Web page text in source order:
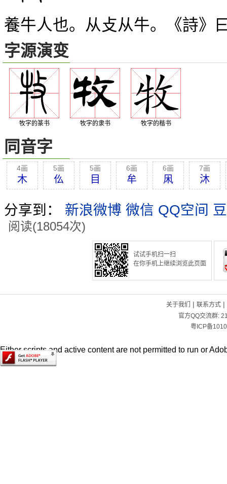
養牛人也。从攴从牛。《詩》
字源演变
牧字的篆书 牧字的隶书 牧字的楷书
同音字
4画
木
5画
仫
5画
目
6画
牟
6画
凩
7画
沐
分享到： 新浪微博 微信 QQ空间
阅读(18054次)
试试手机扫一扫
在你手机上继续浏览此页面
关于我们 | 联系方式|
官方QQ交流群:
粤ICP备
Either scripts and active content are not permitted to run or